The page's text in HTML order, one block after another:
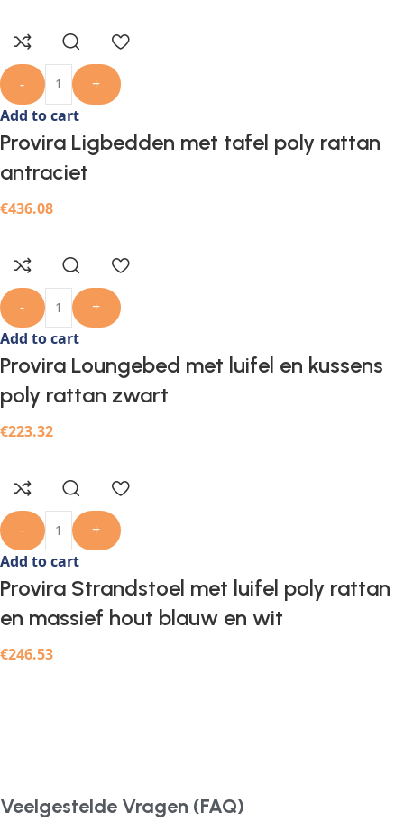
-
+
Add to cart
Provira Ligbedden met tafel poly rattan
antraciet
€436.08
-
+
Add to cart
Provira Loungebed met luifel en kussens
poly rattan zwart
€223.32
-
+
Add to cart
Provira Strandstoel met luifel poly rattan
en massief hout blauw en wit
€246.53
Veelgestelde Vragen (FAQ)